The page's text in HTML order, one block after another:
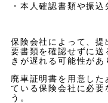
・本人確認書類や振
保険会社によって、
要書類を確認せずに
きが遅れる可能性があ
廃車証明書を用意し
ている保険会社に必要
う。